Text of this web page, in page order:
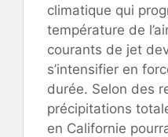
climatique qui
température de
courants de jet
s’intensifier en
durée. Selon des
précipitations
en Californie